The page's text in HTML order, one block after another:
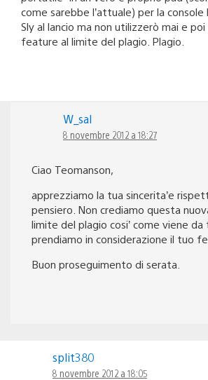
come sarebbe l’attuale) per la console
Sly al lancio ma non utilizzerò mai e
feature al limite del plagio. Plagio.
W_sal
8 novembre 2012 a 18:27
Ciao Teomanson,
apprezziamo la tua sincerita’e
pensiero. Non crediamo questa
limite del plagio cosi’ come viene
prendiamo in considerazione il tuo
Buon proseguimento di serata.
split380
8 novembre 2012 a 18:05